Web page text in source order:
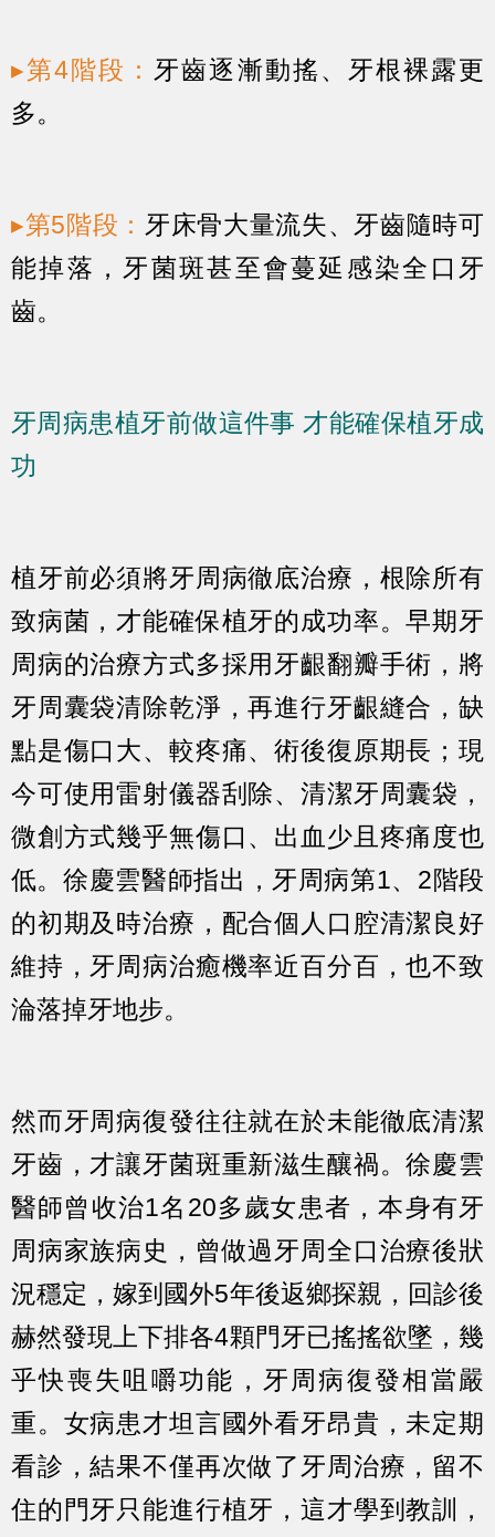
▸第4階段： 牙齒逐漸動搖、牙根裸露更
多。
▸第5階段： 牙床骨大量流失、牙齒隨時可
能掉落，牙菌斑甚至會蔓延感染全口牙
齒。
牙周病患植牙前做這件事 才能確保植牙成
功
植牙前必須將牙周病徹底治療，根除所有
致病菌，才能確保植牙的成功率。早期牙
周病的治療方式多採用牙齦翻瓣手術，將
牙周囊袋清除乾淨，再進行牙齦縫合，缺
點是傷口大、較疼痛、術後復原期長；現
今可使用雷射儀器刮除、清潔牙周囊袋，
微創方式幾乎無傷口、出血少且疼痛度也
低。徐慶雲醫師指出，牙周病第1、2階段
的初期及時治療，配合個人口腔清潔良好
維持，牙周病治癒機率近百分百，也不致
淪落掉牙地步。
然而牙周病復發往往就在於未能徹底清潔
牙齒，才讓牙菌斑重新滋生釀禍。徐慶雲
醫師曾收治1名20多歲女患者，本身有牙
周病家族病史，曾做過牙周全口治療後狀
況穩定，嫁到國外5年後返鄉探親，回診後
赫然發現上下排各4顆門牙已搖搖欲墜，幾
乎快喪失咀嚼功能，牙周病復發相當嚴
重。女病患才坦言國外看牙昂貴，未定期
看診，結果不僅再次做了牙周治療，留不
住的門牙只能進行植牙，這才學到教訓，